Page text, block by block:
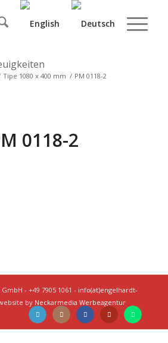
Tipe 1080 x 400 mm / PM 0118-2
0118-2
- +49 7905 1061 - info(at)engelhardt-
by Neckarmedia Werbeagentur